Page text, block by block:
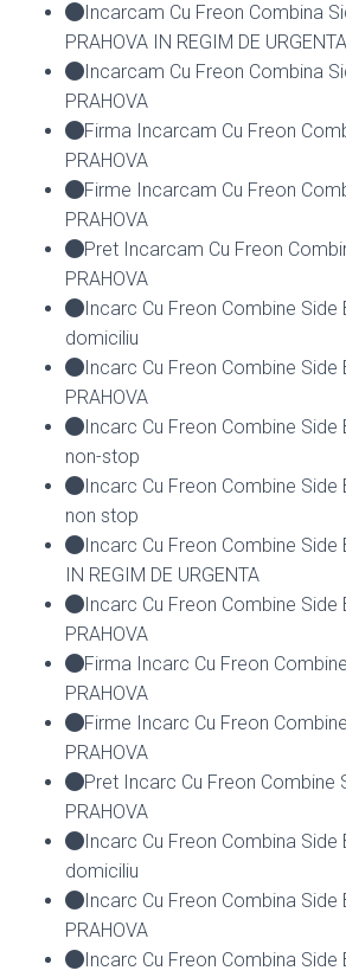
Incarcam Cu Freon Combina
PRAHOVA IN REGIM DE URGENTA
Incarcam Cu Freon Combina
PRAHOVA
Firma Incarcam Cu Freon
PRAHOVA
Firme Incarcam Cu Freon
PRAHOVA
Pret Incarcam Cu Freon
PRAHOVA
Incarc Cu Freon Combine Side
domiciliu
Incarc Cu Freon Combine Side
PRAHOVA
Incarc Cu Freon Combine Side
non-stop
Incarc Cu Freon Combine Side
non stop
Incarc Cu Freon Combine Side
IN REGIM DE URGENTA
Incarc Cu Freon Combine Side
PRAHOVA
Firma Incarc Cu Freon
PRAHOVA
Firme Incarc Cu Freon
PRAHOVA
Pret Incarc Cu Freon Combine
PRAHOVA
Incarc Cu Freon Combina Side
domiciliu
Incarc Cu Freon Combina Side
PRAHOVA
Incarc Cu Freon Combina Side